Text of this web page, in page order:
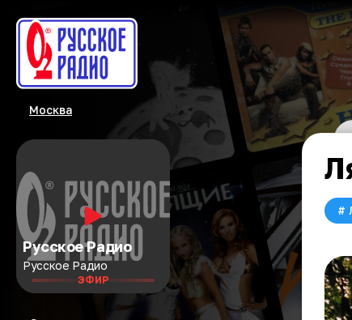
Москва
Русское Радио
Русское Радио
ЭФИР
#